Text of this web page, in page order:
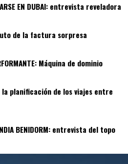
EN DUBAI: entrevista reveladora
11
de la factura sorpresa
Máquina de dominio13
planificación de los viajes entre
BENIDORM: entrevista del topo